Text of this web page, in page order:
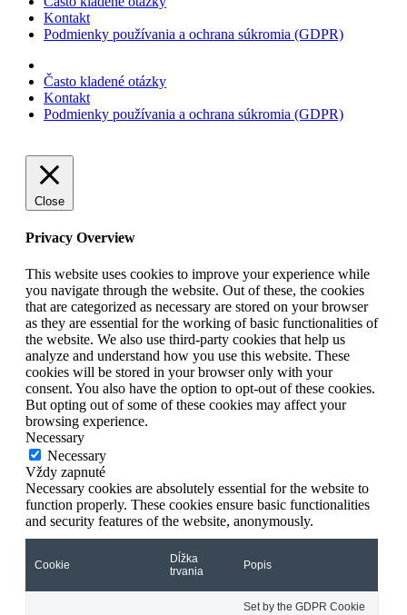
Kontakt
Podmienky používania a ochrana súkromia (GDPR)
Často kladené otázky
Kontakt
Podmienky používania a ochrana súkromia (GDPR)
Close
Privacy Overview
This website uses cookies to improve your experience while
you navigate through the website. Out of these, the cookies
that are categorized as necessary are stored on your browser
as they are essential for the working of basic functionalities of
the website. We also use third-party cookies that help us
analyze and understand how you use this website. These
cookies will be stored in your browser only with your
consent. You also have the option to opt-out of these cookies.
But opting out of some of these cookies may affect your
browsing experience.
Necessary
Necessary
Vždy zapnuté
Necessary cookies are absolutely essential for the website to
function properly. These cookies ensure basic functionalities
and security features of the website, anonymously.
Cookie
Dĺžka
trvania
Popis
Set by the GDPR Cookie